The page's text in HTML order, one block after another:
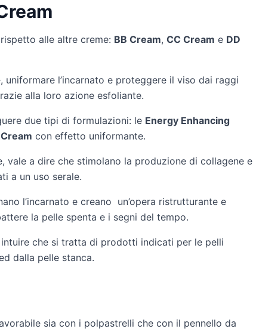
alle altre creme: BB Cream, CC Cream e DD
l’incarnato e proteggere il viso dai raggi
alla loro azione esfoliante.
due tipi di formulazioni: le Energy Enhancing
con effetto uniformante.
vale a dire che stimolano la produzione di collagene e
a un uso serale.
l’incarnato e creano un’opera ristrutturante e
la pelle spenta e i segni del tempo.
che si tratta di prodotti indicati per le pelli
dalla pelle stanca.
sia con i polpastrelli che con il pennello da